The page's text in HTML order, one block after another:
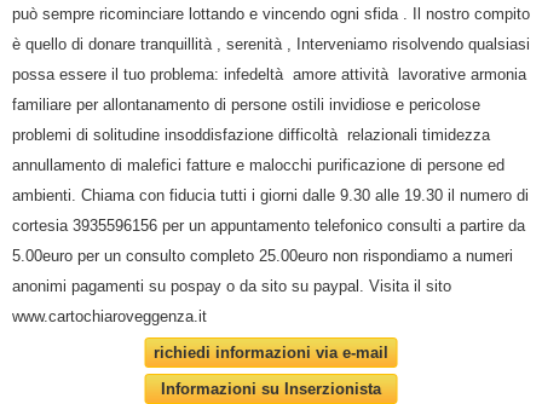
può sempre ricominciare lottando e vincendo ogni sfida . Il nostro compito
è quello di donare tranquillità , serenità , Interveniamo risolvendo qualsiasi
possa essere il tuo problema: infedeltà amore attività lavorative armonia
familiare per allontanamento di persone ostili invidiose e pericolose
problemi di solitudine insoddisfazione difficoltà relazionali timidezza
annullamento di malefici fatture e malocchi purificazione di persone ed
ambienti. Chiama con fiducia tutti i giorni dalle 9.30 alle 19.30 il numero di
cortesia 3935596156 per un appuntamento telefonico consulti a partire da
5.00euro per un consulto completo 25.00euro non rispondiamo a numeri
anonimi pagamenti su pospay o da sito su paypal. Visita il sito
www.cartochiaroveggenza.it
richiedi informazioni via e-mail
Informazioni su Inserzionista